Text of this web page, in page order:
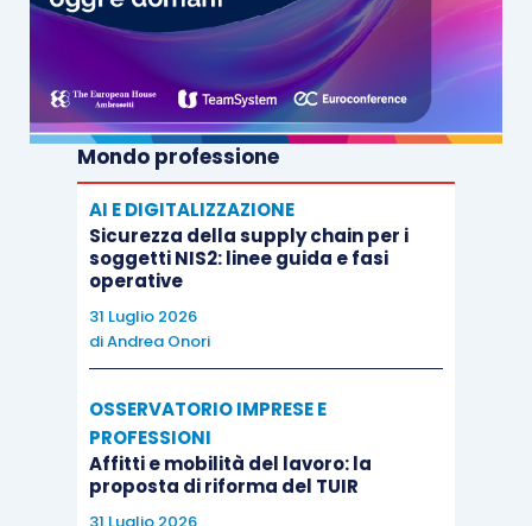
Mondo professione
AI E DIGITALIZZAZIONE
Sicurezza della supply chain per i
soggetti NIS2: linee guida e fasi
operative
31 Luglio 2026
diAndrea Onori
OSSERVATORIO IMPRESE E
PROFESSIONI
Affitti e mobilità del lavoro: la
proposta di riforma del TUIR